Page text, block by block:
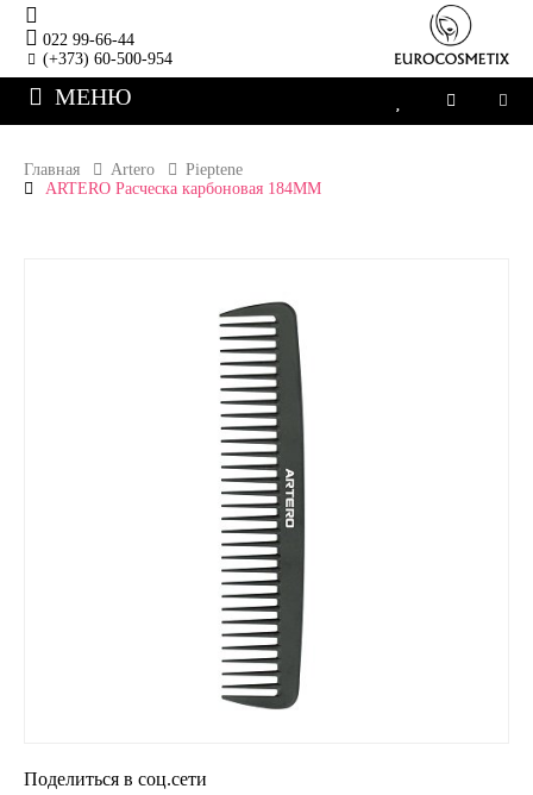
022 99-66-44
(+373) 60-500-954
МЕНЮ
Главная Artero
Pieptene
ARTERO Расческа карбоновая 184MM
Поделиться в соц.сети